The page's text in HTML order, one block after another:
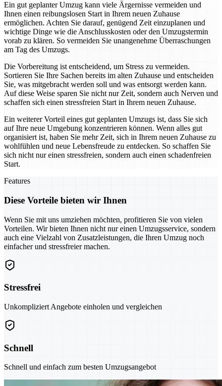
Ein gut geplanter Umzug kann viele Ärgernisse vermeiden und
Ihnen einen reibungslosen Start in Ihrem neuen Zuhause
ermöglichen. Achten Sie darauf, genügend Zeit einzuplanen und
wichtige Dinge wie die Anschlusskosten oder den Umzugstermin
vorab zu klären. So vermeiden Sie unangenehme Überraschungen
am Tag des Umzugs.
Die Vorbereitung ist entscheidend, um Stress zu vermeiden.
Sortieren Sie Ihre Sachen bereits im alten Zuhause und entscheiden
Sie, was mitgebracht werden soll und was entsorgt werden kann.
Auf diese Weise sparen Sie nicht nur Zeit, sondern auch Nerven und
schaffen sich einen stressfreien Start in Ihrem neuen Zuhause.
Ein weiterer Vorteil eines gut geplanten Umzugs ist, dass Sie sich
auf Ihre neue Umgebung konzentrieren können. Wenn alles gut
organisiert ist, haben Sie mehr Zeit, sich in Ihrem neuen Zuhause zu
wohlfühlen und neue Lebensfreude zu entdecken. So schaffen Sie
sich nicht nur einen stressfreien, sondern auch einen schadenfreien
Start.
Features
Diese Vorteile bieten wir Ihnen
Wenn Sie mit uns umziehen möchten, profitieren Sie von vielen
Vorteilen. Wir bieten Ihnen nicht nur einen Umzugsservice, sondern
auch eine Vielzahl von Zusatzleistungen, die Ihren Umzug noch
einfacher und stressfreier machen.
Stressfrei
Unkompliziert Angebote einholen und vergleichen
Schnell
Schnell und einfach zum besten Umzugsangebot